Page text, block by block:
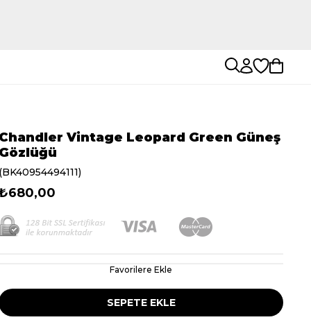
Chandler Vintage Leopard Green Güneş
Gözlüğü
(BK40954494111)
Favorilere Ekle